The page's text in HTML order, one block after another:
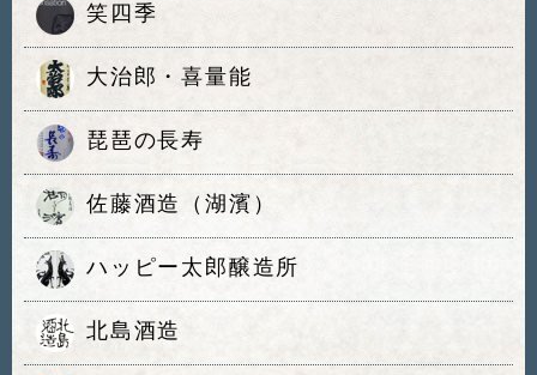
笑四季
大治郎・喜量能
琵琶の長寿
佐藤酒造（湖濱）
ハッピー太郎醸造所
北島酒造